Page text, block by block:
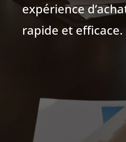
expérience
rapide et efficace.